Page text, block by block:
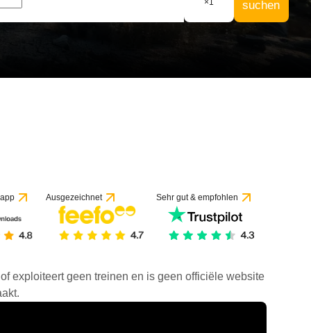
×1 suchen
Ausgezeichnet Sehr gut & empfohlen
exploiteert geen treinen en is geen officiële website